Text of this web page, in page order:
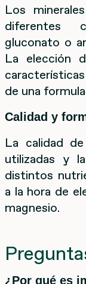
Los
diferentes
gluconato o
La elección
de una
Calidad y
La calidad
utilizadas y
distintos
a la hora de
magnesio.
¿Por qué es